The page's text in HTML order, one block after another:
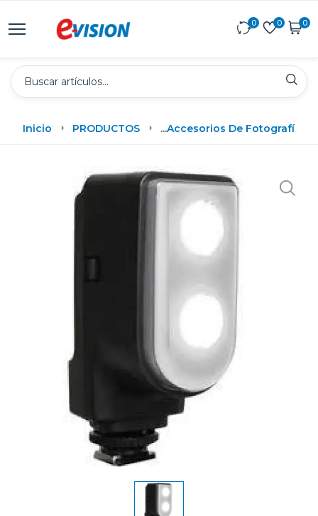
0 0 0
Inicio PRODUCTOS ...Accesorios De Fotografía